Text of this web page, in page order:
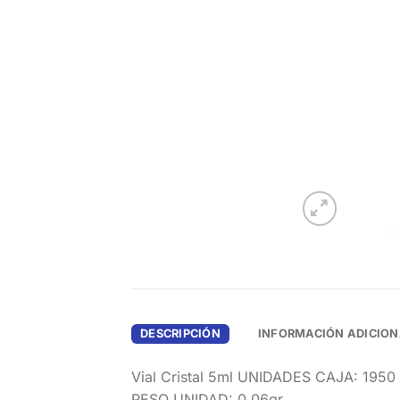
DESCRIPCIÓN INFORMACIÓN
Vial Cristal 5ml UNIDADES CAJA: 1950